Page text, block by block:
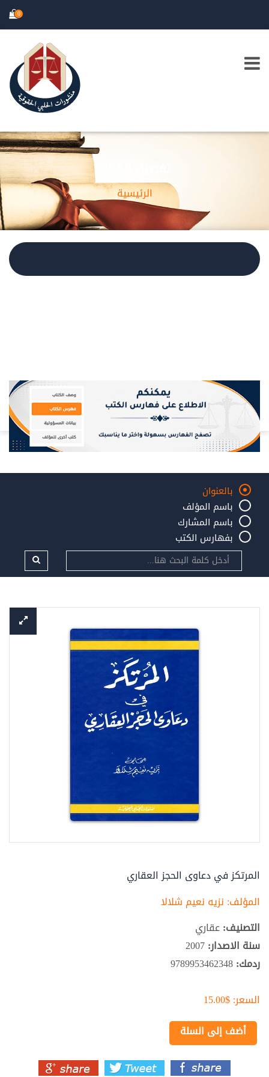
0
الرئيسية
بالعنوان
باسم المؤلف
باسم المشارك
بفهارس الكتب
المرتكز في دعاوى الحجز العقاري
المؤلف: نزيه نعيم شلالا
التصنيف:عقاري
سنة الاصدار:2007
ردمك:9789953462348
السعر:$15.00
أضف إلى السلة